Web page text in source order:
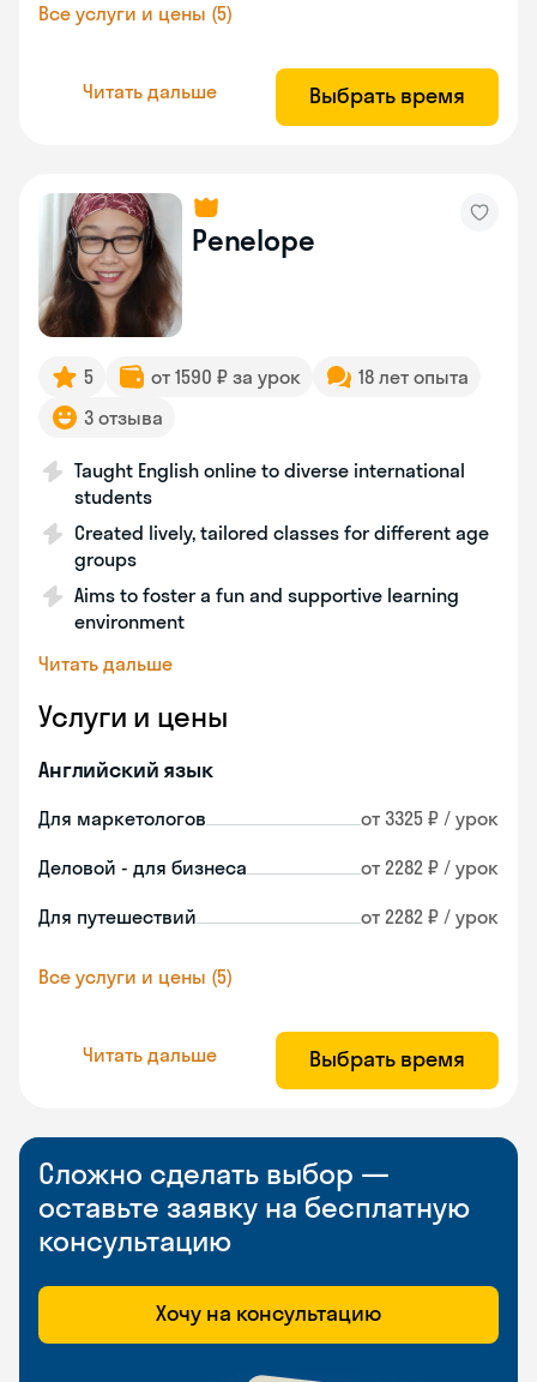
Все услуги и цены (5)
Читать дальше Выбрать время
Penelope
5 от 1590 ₽ за урок
18 лет опыта
3 отзыва
Taught English online to diverse international
students
Created lively, tailored classes for different age
groups
Aims to foster a fun and supportive learning
environment
Читать дальше
Услуги и цены
Английский язык
Для маркетологов от 3325 ₽ / урок
Деловой - для бизнеса от 2282 ₽ / урок
Для путешествий от 2282 ₽ / урок
Все услуги и цены (5)
Читать дальше Выбрать время
Сложно сделать выбор —
оставьте заявку на бесплатную
консультацию
Хочу на консультацию